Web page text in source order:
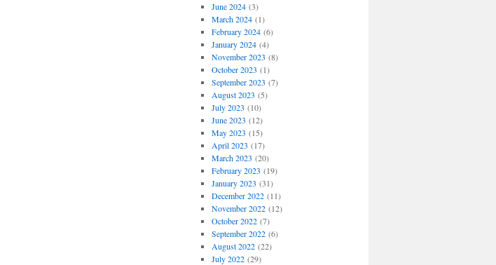
June 2024(3)
March 2024(1)
February 2024(6)
January 2024(4)
November 2023 (8)
October 2023 (1)
September 2023 (7)
August 2023 (5)
July 2023 (10)
June 2023 (12)
May 2023 (15)
April 2023 (17)
March 2023 (20)
February 2023 (19)
January 2023 (31)
December 2022(11)
November 2022(12)
October 2022(7)
September 2022(6)
August 2022(22)
July 2022(29)